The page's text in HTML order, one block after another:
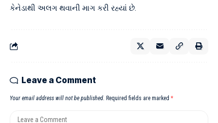
કેનેડાથી અલગ થવાની માગ કરી રહ્યાં છે.
Leave a Comment
Your email address will not be published. Required fields are marked *